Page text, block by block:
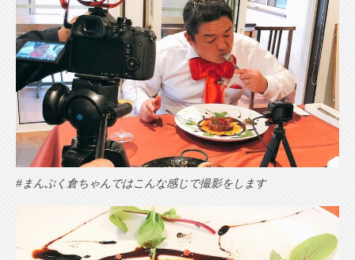
#まんぷく倉ちゃんではこんな感じで撮影をします